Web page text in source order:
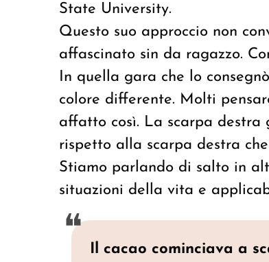
State University.
Questo suo approccio non
affascinato sin da ragazzo.
In quella gara che lo
colore differente. Molti
affatto così. La scarpa destra
rispetto alla scarpa destra
Stiamo parlando di salto in
situazioni della vita e
Il cacao cominciava a